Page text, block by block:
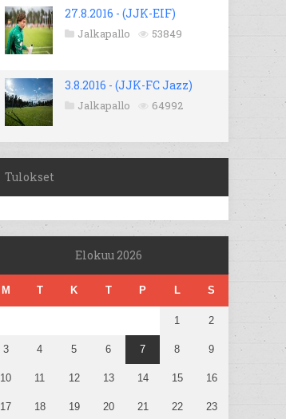
27.8.2016 - (JJK-EIF)
Jalkapallo 53849
3.8.2016 - (JJK-FC Jazz)
Jalkapallo 64992
Tulokset
Elokuu 2026
M T K T P L S
1 2
3 4 5 6 7 8 9
10 11 12 13 14 15 16
17 18 19 20 21 22 23